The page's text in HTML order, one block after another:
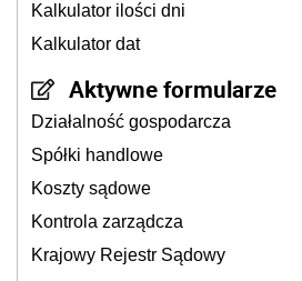
Kalkulator ilości dni
Kalkulator dat
Aktywne formularze
Działalność gospodarcza
Spółki handlowe
Koszty sądowe
Kontrola zarządcza
Krajowy Rejestr Sądowy